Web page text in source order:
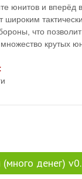
юнитов и вперёд в
широким
что
крутых
(много денег)